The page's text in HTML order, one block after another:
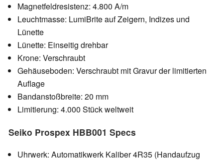
Magnetfeldresistenz: 4.800 A/m
Leuchtmasse: LumiBrite auf Zeigern, Indizes und
Lünette
Lünette: Einseitig drehbar
Krone: Verschraubt
Gehäuseboden: Verschraubt mit Gravur der limitierten
Auflage
Bandanstoßbreite: 20 mm
Limitierung: 4.000 Stück weltweit
Seiko Prospex HBB001 Specs
Uhrwerk: Automatikwerk Kaliber 4R35 (Handaufzug